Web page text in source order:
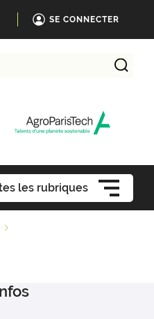
SE CONNECTER
les rubriques